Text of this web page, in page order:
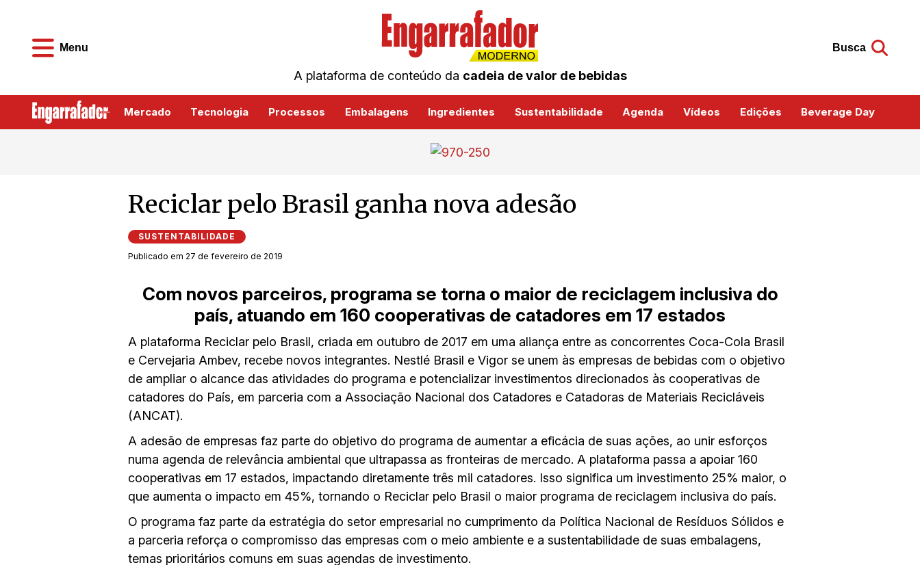
Menu
A plataforma de conteúdo da cadeia de valor de bebidas
Busca
Mercado Tecnologia Processos Embalagens Ingredientes Sustentabilidade Agenda Vídeos Edições Beverage Day
Reciclar pelo Brasil ganha nova adesão
SUSTENTABILIDADE
Publicado em 27 de fevereiro de 2019
Com novos parceiros, programa se torna o maior de reciclagem inclusiva do
país, atuando em 160 cooperativas de catadores em 17 estados
A plataforma Reciclar pelo Brasil, criada em outubro de 2017 em uma aliança entre as concorrentes Coca-Cola Brasil
e Cervejaria Ambev, recebe novos integrantes. Nestlé Brasil e Vigor se unem às empresas de bebidas com o objetivo
de ampliar o alcance das atividades do programa e potencializar investimentos direcionados às cooperativas de
catadores do País, em parceria com a Associação Nacional dos Catadores e Catadoras de Materiais Recicláveis
(ANCAT).
A adesão de empresas faz parte do objetivo do programa de aumentar a eficácia de suas ações, ao unir esforços
numa agenda de relevância ambiental que ultrapassa as fronteiras de mercado. A plataforma passa a apoiar 160
cooperativas em 17 estados, impactando diretamente três mil catadores. Isso significa um investimento 25% maior, o
que aumenta o impacto em 45%, tornando o Reciclar pelo Brasil o maior programa de reciclagem inclusiva do país.
O programa faz parte da estratégia do setor empresarial no cumprimento da Política Nacional de Resíduos Sólidos e
a parceria reforça o compromisso das empresas com o meio ambiente e a sustentabilidade de suas embalagens,
temas prioritários comuns em suas agendas de investimento.